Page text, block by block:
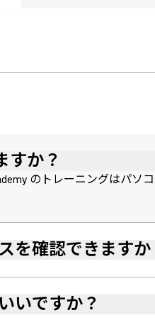
すか？
のトレーニングはパソ
を確認できますか
いですか？